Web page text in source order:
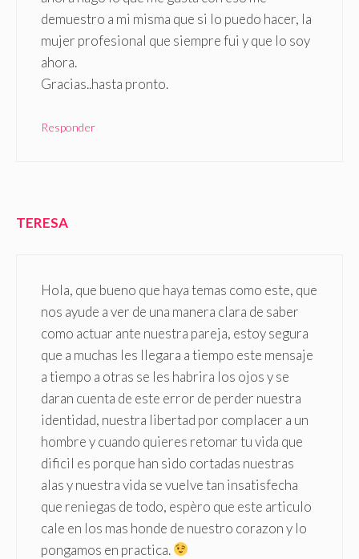
demuestro a mi misma que si lo puedo hacer, la
mujer profesional que siempre fui y que lo soy
ahora.
Gracias..hasta pronto.
Responder
TERESA
Hola, que bueno que haya temas como este, que
nos ayude a ver de una manera clara de saber
como actuar ante nuestra pareja, estoy segura
que a muchas les llegara a tiempo este mensaje
a tiempo a otras se les habrira los ojos y se
daran cuenta de este error de perder nuestra
identidad, nuestra libertad por complacer a un
hombre y cuando quieres retomar tu vida que
dificil es porque han sido cortadas nuestras
alas y nuestra vida se vuelve tan insatisfecha
que reniegas de todo, espèro que este articulo
cale en los mas honde de nuestro corazon y lo
pongamos en practica.